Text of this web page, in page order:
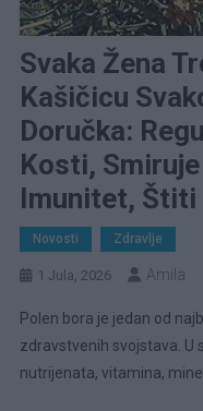
Svaka Žena
Kašičicu
Doručka:
Kosti,
Imunitet, Štiti
Novosti Zdravlje
1 Jula, 2026 Amila
Polen bora je jedan od
zdravstvenih svojstava. U
nutrijenata, vitamina,